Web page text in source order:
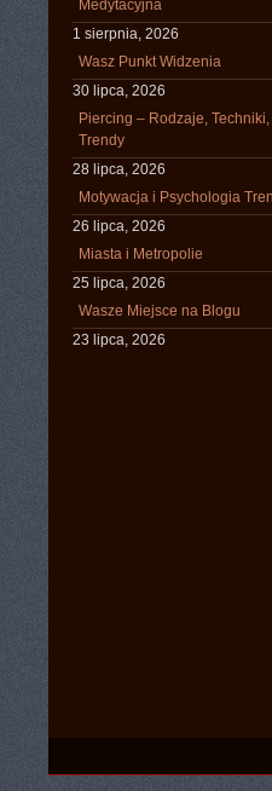
Medytacyjna
1 sierpnia, 2026
Wasz Punkt Widzenia
30 lipca, 2026
Piercing – Rodzaje, Techniki,
Trendy
28 lipca, 2026
Motywacja i Psychologia
26 lipca, 2026
Miasta i Metropolie
25 lipca, 2026
Wasze Miejsce na Blogu
23 lipca, 2026